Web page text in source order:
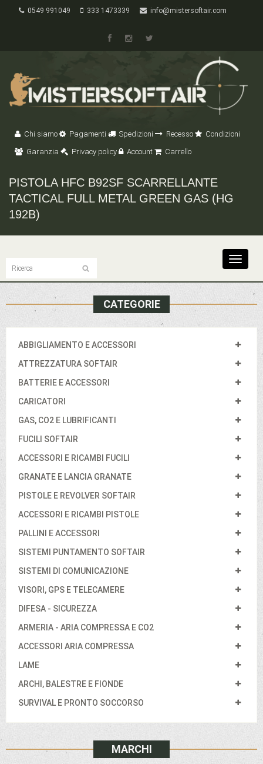
0549 991049 333 1473339 info@mistersoftair.com
Chi siamo Pagamenti Spedizioni Recesso
Condizioni
Garanzia
Privacy policy Account Carrello
PISTOLA HFC B92SF SCARRELLANTE
TACTICAL FULL METAL GREEN GAS (HG
192B)
Toggle
CATEGORIE
ABBIGLIAMENTO E ACCESSORI
ATTREZZATURA SOFTAIR
BATTERIE E ACCESSORI
CARICATORI
GAS, CO2 E LUBRIFICANTI
FUCILI SOFTAIR
ACCESSORI E RICAMBI FUCILI
GRANATE E LANCIA GRANATE
PISTOLE E REVOLVER SOFTAIR
ACCESSORI E RICAMBI PISTOLE
PALLINI E ACCESSORI
SISTEMI PUNTAMENTO SOFTAIR
SISTEMI DI COMUNICAZIONE
VISORI, GPS E TELECAMERE
DIFESA - SICUREZZA
ARMERIA - ARIA COMPRESSA E CO2
ACCESSORI ARIA COMPRESSA
LAME
ARCHI, BALESTRE E FIONDE
SURVIVAL E PRONTO SOCCORSO
MARCHI